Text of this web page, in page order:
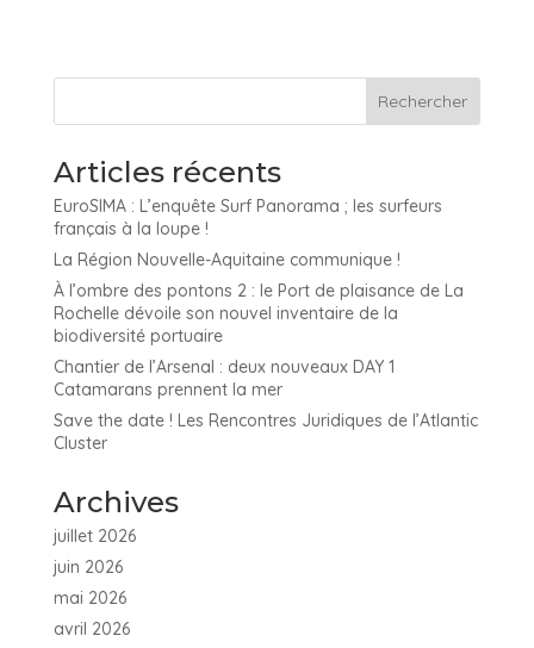
Articles récents
EuroSIMA : L’enquête Surf Panorama ; les surfeurs
français à la loupe !
La Région Nouvelle-Aquitaine communique !
À l’ombre des pontons 2 : le Port de plaisance de La
Rochelle dévoile son nouvel inventaire de la
biodiversité portuaire
Chantier de l’Arsenal : deux nouveaux DAY 1
Catamarans prennent la mer
Save the date ! Les Rencontres Juridiques de l’Atlantic
Cluster
Archives
juillet 2026
juin 2026
mai 2026
avril 2026